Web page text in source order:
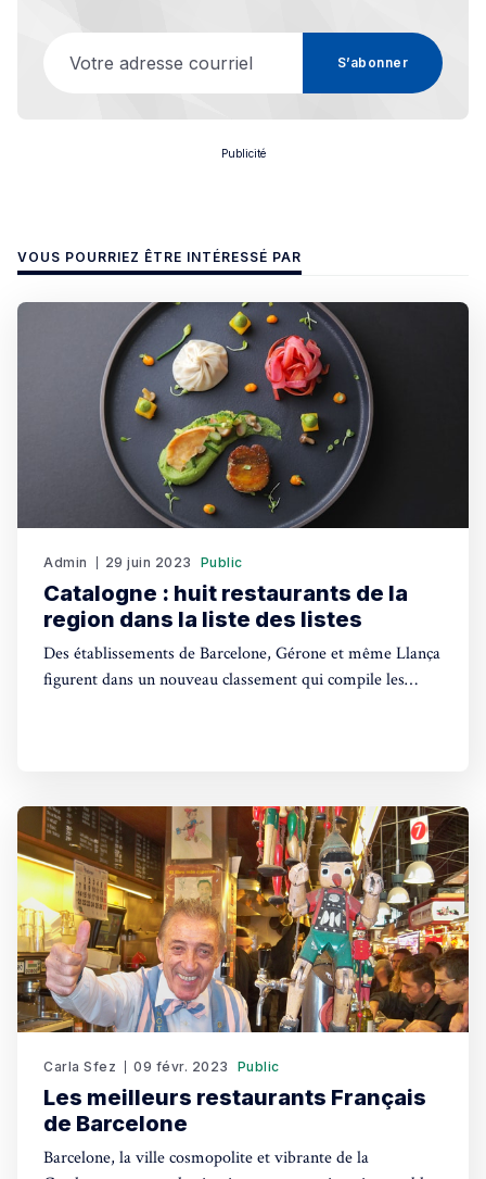
S’abonner
Publicité
VOUS POURRIEZ ÊTRE INTÉRESSÉ PAR
Admin 29 juin 2023 Public
Catalogne : huit restaurants de la
region dans la liste des listes
Des établissements de Barcelone, Gérone et même Llança
figurent dans un nouveau classement qui compile les
Carla Sfez 09 févr. 2023 Public
Les meilleurs restaurants Français
de Barcelone
Barcelone, la ville cosmopolite et vibrante de la